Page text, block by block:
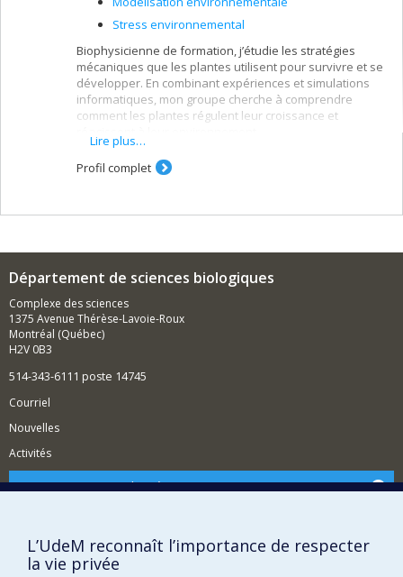
Stress environnemental
Biophysicienne de formation, j’étudie les stratégies
mécaniques que les plantes utilisent pour survivre et se
développer. En combinant expériences et simulations
informatiques, mon groupe cherche à comprendre
comment les plantes régulent leur croissance et
Lire plus…
Profil complet
Département de sciences biologiques
Complexe des sciences
1375 Avenue Thérèse-Lavoie-Roux
Montréal (Québec)
H2V 0B3
514-343-6111 poste 14745
Courriel
Nouvelles
Activités
Comment soutenir le Département?
Plan du site
Signaler une erreur
L’UdeM reconnaît l’importance de respecter
la vie privée